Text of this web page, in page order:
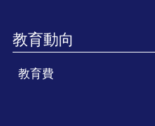
教育動向
教育費